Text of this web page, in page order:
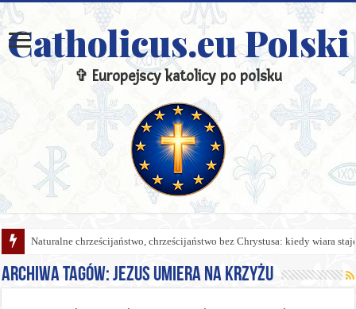
Catholicus.eu Polski
✞ Europejscy katolicy po polsku
Naturalne chrześcijaństwo, chrześcijaństwo bez Chrystusa: kiedy wiara
Archiwa tagów:Jezus umiera na Krzyżu